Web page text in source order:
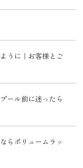
うに｜お客様とご
ール前に迷ったら
らボリュームラッ